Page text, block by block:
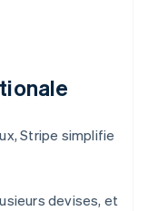
Stripe simplifie
devises, et